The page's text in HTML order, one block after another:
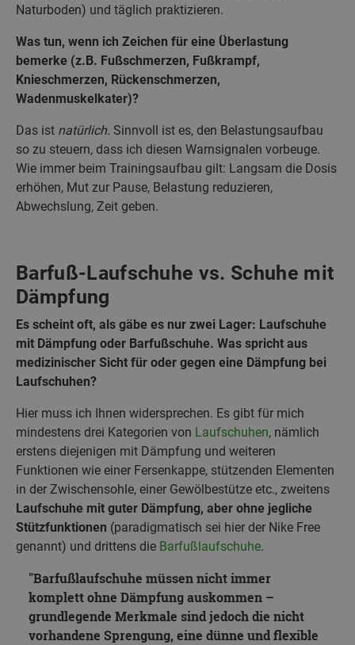
Naturboden) und täglich praktizieren.
Was tun, wenn ich Zeichen für eine Überlastung
bemerke (z.B. Fußschmerzen, Fußkrampf,
Knieschmerzen, Rückenschmerzen,
Wadenmuskelkater)?
Das ist natürlich. Sinnvoll ist es, den Belastungsaufbau
so zu steuern, dass ich diesen Warnsignalen vorbeuge.
Wie immer beim Trainingsaufbau gilt: Langsam die Dosis
erhöhen, Mut zur Pause, Belastung reduzieren,
Abwechslung, Zeit geben.
Barfuß-Laufschuhe vs. Schuhe mit
Dämpfung
Es scheint oft, als gäbe es nur zwei Lager: Laufschuhe
mit Dämpfung oder Barfußschuhe. Was spricht aus
medizinischer Sicht für oder gegen eine Dämpfung bei
Laufschuhen?
Hier muss ich Ihnen widersprechen. Es gibt für mich
mindestens drei Kategorien von Laufschuhen, nämlich
erstens diejenigen mit Dämpfung und weiteren
Funktionen wie einer Fersenkappe, stützenden Elementen
in der Zwischensohle, einer Gewölbestütze etc., zweitens
Laufschuhe mit guter Dämpfung, aber ohne jegliche
Stützfunktionen (paradigmatisch sei hier der Nike Free
genannt) und drittens die Barfußlaufschuhe.
Barfußlaufschuhe müssen nicht immer
komplett ohne Dämpfung auskommen –
grundlegende Merkmale sind jedoch die nicht
vorhandene Sprengung, eine dünne und flexible